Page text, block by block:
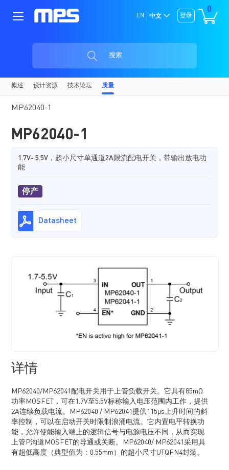
0
登录
EN 中文
搜索
概述 设计资源 技术论坛 质量
MP62040-1
MP62040-1
1.7V- 5.5V，超小尺寸单通道2A限流配电开关，带输出放电功
能
停产
Datasheet
详情
MP62040/MP62041配电开关用于上管负载开关。它具有85mΩ
功率MOSFET，可在1.7V至5.5V标称输入电压范围内工作，提供
2A连续负载电流。MP62040 / MP62041提供115μs上升时间的斜
率控制，可以在启动开关时限制浪涌电流。它内置电平转换功
能，允许使能输入端上的逻辑信号与电源电压不同，从而实现
上管P沟道MOSFET的导通或关断。MP62040/ MP62041采用具
有超低高度（典型值为：0.55mm）的超小尺寸UTQFN4封装。